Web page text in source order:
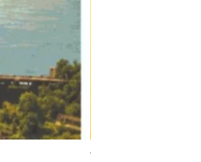
संत महिपती | Sant Mahipati